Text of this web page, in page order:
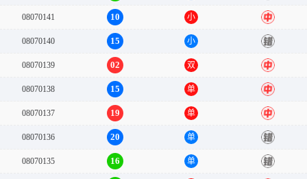
08070141 10 小 中
08070140 15 小 错
08070139 02 双 中
08070138 15 单 中
08070137 19 单 中
08070136 20 单 错
08070135 16 单 错